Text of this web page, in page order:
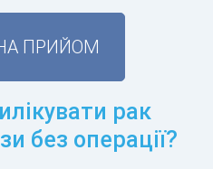
ПРИЙОМ
рак
без операції?